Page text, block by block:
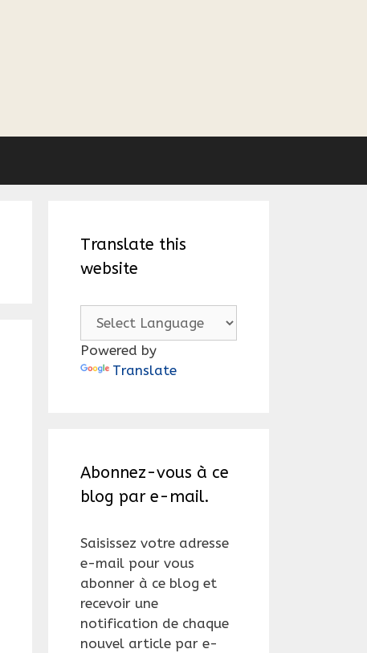
Translate this
website
Powered by
Translate
Abonnez-vous à ce
blog par e-mail.
Saisissez votre adresse
e-mail pour vous
abonner à ce blog et
recevoir une
notification de chaque
nouvel article par e-